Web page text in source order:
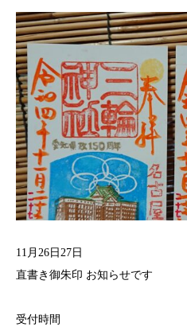
11月26日27日
直書き御朱印 お知らせです
受付時間